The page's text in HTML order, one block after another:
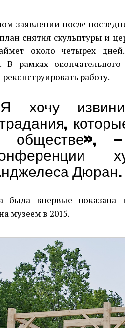
заявлении после
снятия скульптуры и
около четырех
В рамках
работу.
хочу
обществе»,
Дюран.
была впервые
музеем в 2015.